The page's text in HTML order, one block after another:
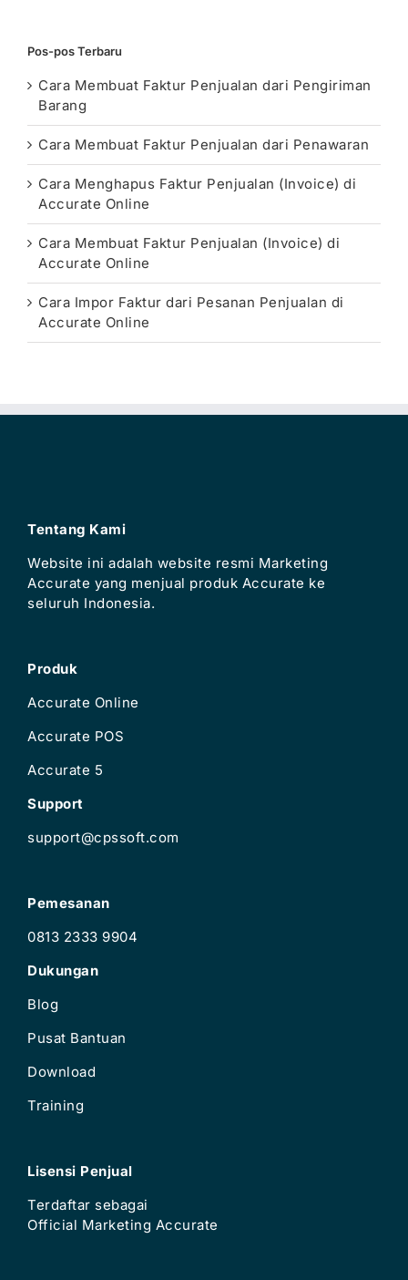
Pos-pos Terbaru
Cara Membuat Faktur Penjualan dari Pengiriman
Barang
Cara Membuat Faktur Penjualan dari Penawaran
Cara Menghapus Faktur Penjualan (Invoice) di
Accurate Online
Cara Membuat Faktur Penjualan (Invoice) di
Accurate Online
Cara Impor Faktur dari Pesanan Penjualan di
Accurate Online
Tentang Kami
Website ini adalah website resmi Marketing
Accurate yang menjual produk Accurate ke
seluruh Indonesia.
Produk
Accurate Online
Accurate POS
Accurate 5
Support
support@cpssoft.com
Pemesanan
0813 2333 9904
Dukungan
Blog
Pusat Bantuan
Download
Training
Lisensi Penjual
Terdaftar sebagai
Official Marketing Accurate